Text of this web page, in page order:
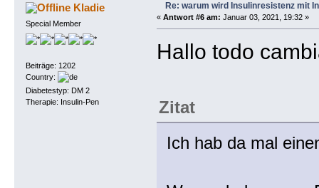
Kladie
Special Member
Beiträge: 1202
Country:
Diabetestyp: DM 2
Therapie: Insulin-Pen
Re: warum wird Insulinresistenz mit
« Antwort #6 am: Januar 03, 2021, 19:32 »
Hallo todo
Zitat
Ich hab da mal